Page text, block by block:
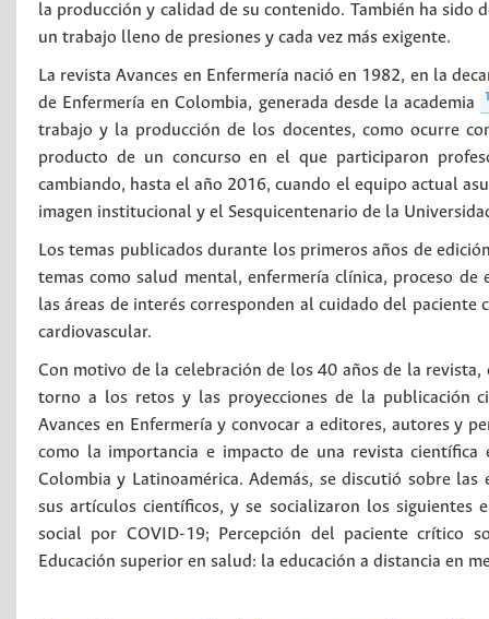
la producción y calidad de su contenido. También ha
un trabajo lleno de presiones y cada vez más exigente.
La revista Avances en Enfermería nació en 1982, en la
de Enfermería en Colombia, generada desde la academia
trabajo y la producción de los docentes, como ocurre
producto de un concurso en el que participaron
cambiando, hasta el año 2016, cuando el equipo actual
imagen institucional y el Sesquicentenario de la
Los temas publicados durante los primeros años de
temas como salud mental, enfermería clínica, proceso
las áreas de interés corresponden al cuidado del
cardiovascular.
Con motivo de la celebración de los 40 años de la
torno a los retos y las proyecciones de la publicación
Avances en Enfermería y convocar a editores, autores y
como la importancia e impacto de una revista
Colombia y Latinoamérica. Además, se discutió sobre
sus artículos científicos, y se socializaron los siguientes
social por COVID-19; Percepción del paciente crítico
Educación superior en salud: la educación a distancia en